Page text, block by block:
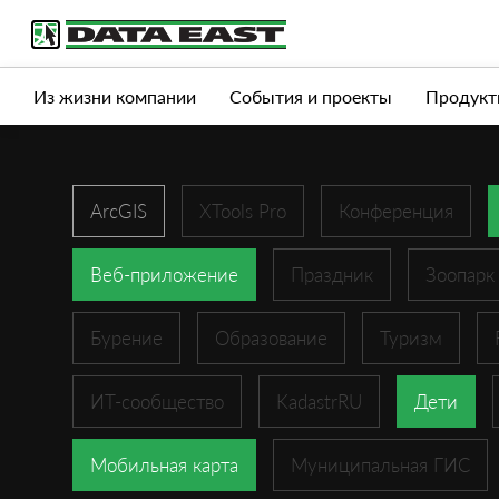
Услуги Продукты Истории успеха
Из жизни компании События и проекты
ArcGIS XTools Pro Конференция
Веб-приложение Праздник Зоопарк
Бурение Образование Туризм
ИТ-сообщество KadastrRU Дети
Мобильная карта Муниципальная ГИС